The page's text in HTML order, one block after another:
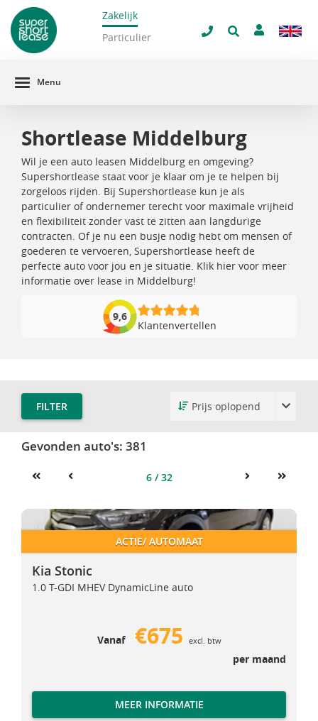
Zakelijk
Particulier
Menu
Shortlease Middelburg
Wil je een auto leasen Middelburg en omgeving?
Supershortlease staat voor je klaar om je te helpen bij
zorgeloos rijden. Bij Supershortlease kun je als
particulier of ondernemer terecht voor maximale vrijheid
en flexibiliteit zonder vast te zitten aan langdurige
contracten. Of je nu een busje nodig hebt om mensen of
goederen te vervoeren, Supershortlease heeft de
perfecte auto voor jou en je situatie. Klik hier voor meer
informatie over lease in Middelburg!
9,6
Klantenvertellen
venster
FILTER
Gevonden auto's: 381
6 / 32
Kia Stonic
Kia Stonic
ACTIE/ AUTOMAAT
Kia Stonic
1.0 T-GDI MHEV DynamicLine auto
Vanaf €675 excl. btw
per maand
MEER INFORMATIE